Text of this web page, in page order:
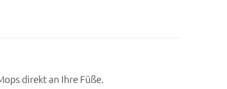
direkt an Ihre Füße.